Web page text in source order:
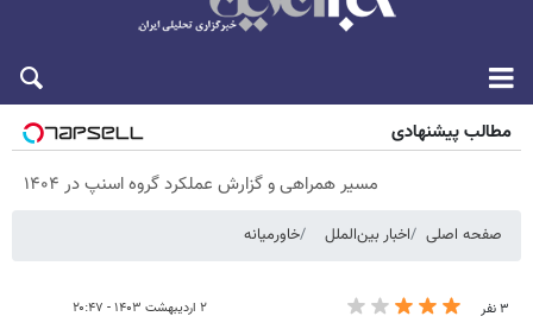
مطالب پیشنهادی
مسیر همراهی و گزارش عملکرد گروه اسنپ در ۱۴۰۴
صفحه اصلی اخبار بین‌الملل خاورمیانه
۳ نفر ۲ اردیبهشت ۱۴۰۳ - ۲۰:۴۷